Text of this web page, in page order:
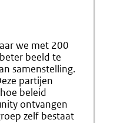
we met 200
beeld te
samenstelling.
partijen
beleid
ontvangen
zelf bestaat